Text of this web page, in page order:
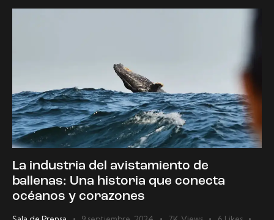
La industria del avistamiento de
ballenas: Una historia que conecta
océanos y corazones